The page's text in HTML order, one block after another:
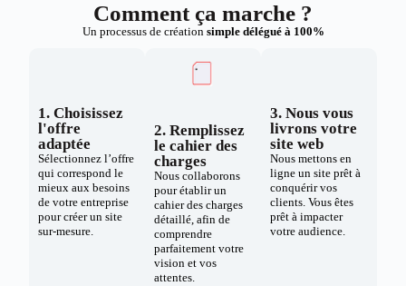
Comment ça marche ?
Un processus de création simple délégué à 100%
1. Choisissez
l'offre
adaptée
Sélectionnez l’offre
qui correspond le
mieux aux besoins
de votre entreprise
pour créer un site
sur-mesure.
2. Remplissez
le cahier des
charges
Nous collaborons
pour établir un
cahier des charges
détaillé, afin de
comprendre
parfaitement votre
vision et vos
attentes.
3. Nous vous
livrons votre
site web
Nous mettons en
ligne un site prêt à
conquérir vos
clients. Vous êtes
prêt à impacter
votre audience.